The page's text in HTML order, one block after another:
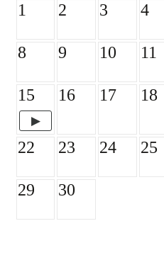
1 2 3 4
8 9 10 11
15 16 17 18
22 23 24 25
29 30